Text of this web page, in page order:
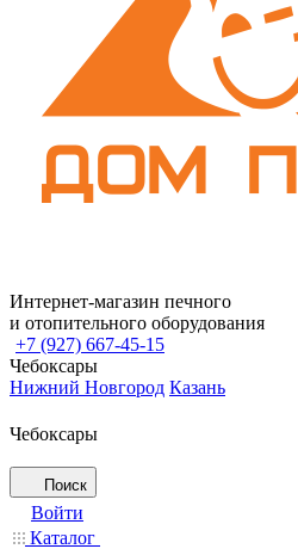
Интернет-магазин печного
и отопительного оборудования
+7 (927) 667-45-15
Чебоксары
Нижний Новгород Казань
Чебоксары
Поиск
Войти
Каталог